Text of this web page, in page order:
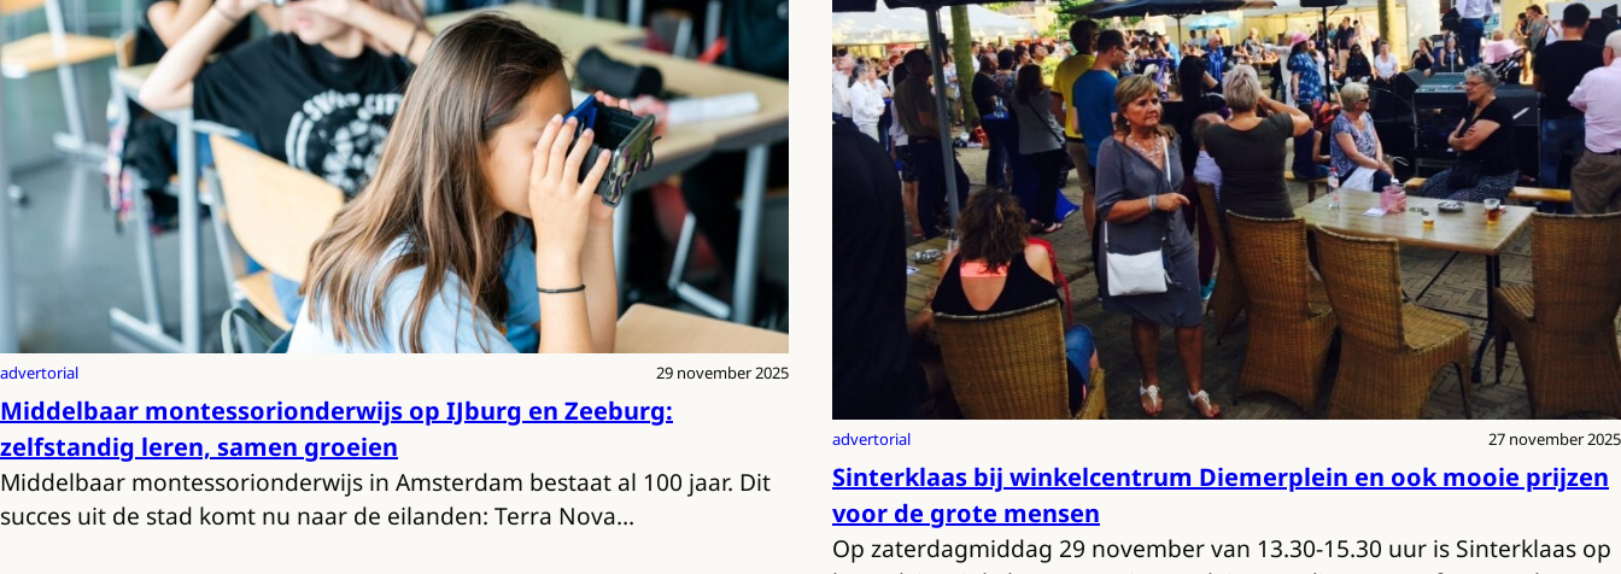
advertorial 29 november 2025
Middelbaar montessorionderwijs op IJburg en Zeeburg:
zelfstandig leren, samen groeien
Middelbaar montessorionderwijs in Amsterdam bestaat al 100 jaar. Dit
succes uit de stad komt nu naar de eilanden: Terra Nova…
advertorial 27 november 2025
Sinterklaas bij winkelcentrum Diemerplein en ook mooie prijzen
voor de grote mensen
Op zaterdagmiddag 29 november van 13.30-15.30 uur is Sinterklaas op